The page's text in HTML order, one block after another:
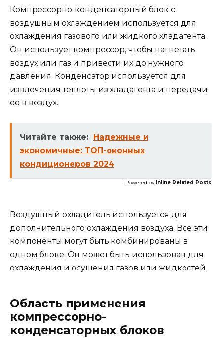
Компрессорно-конденсаторный блок с
воздушным охлаждением используется для
охлаждения газового или жидкого хладагента.
Он использует компрессор, чтобы нагнетать
воздух или газ и привести их до нужного
давления. Конденсатор используется для
извлечения теплоты из хладагента и передачи
ее в воздух.
Читайте также: Надежные и
экономичные: ТОП-оконных
кондиционеров 2024
Powered by Inline Related Posts
Воздушный охладитель используется для
дополнительного охлаждения воздуха. Все эти
компоненты могут быть комбинированы в
одном блоке. Он может быть использован для
охлаждения и осушения газов или жидкостей.
Область применения
компрессорно-
конденсаторных блоков